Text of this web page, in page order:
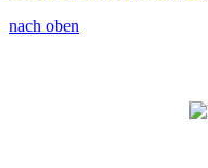
nach oben